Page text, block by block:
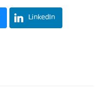
LinkedIn